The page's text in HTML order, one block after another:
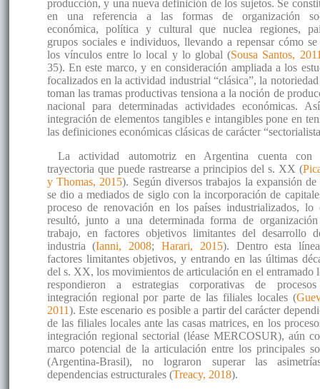
producción, y una nueva definición de los sujetos. Se
en una referencia a las formas de organización
económica, política y cultural que nuclea regiones,
grupos sociales e individuos, llevando a repensar cómo se
los vínculos entre lo local y lo global (Sousa Santos,
35). En este marco, y en consideración ampliada a los
focalizados en la actividad industrial “clásica”, la
toman las tramas productivas tensiona a la noción de
nacional para determinadas actividades económicas.
integración de elementos tangibles e intangibles pone en
las definiciones económicas clásicas de carácter
La actividad automotriz en Argentina cuenta con
trayectoria que puede rastrearse a principios del s. XX (
y Thomas, 2015). Según diversos trabajos la expansión de
se dio a mediados de siglo con la incorporación de
proceso de renovación en los países industrializados, lo
resultó, junto a una determinada forma de
trabajo, en factores objetivos limitantes del desarrollo
industria (Ianni, 2008; Harari, 2015). Dentro esta
factores limitantes objetivos, y entrando en las últimas
del s. XX, los movimientos de articulación en el entramado
respondieron a estrategias corporativas de
integración regional por parte de las filiales locales (
2011). Este escenario es posible a partir del carácter
de las filiales locales ante las casas matrices, en los
integración regional sectorial (léase MERCOSUR), aún
marco potencial de la articulación entre los principales
(Argentina-Brasil), no lograron superar las
dependencias estructurales (Treacy, 2018).